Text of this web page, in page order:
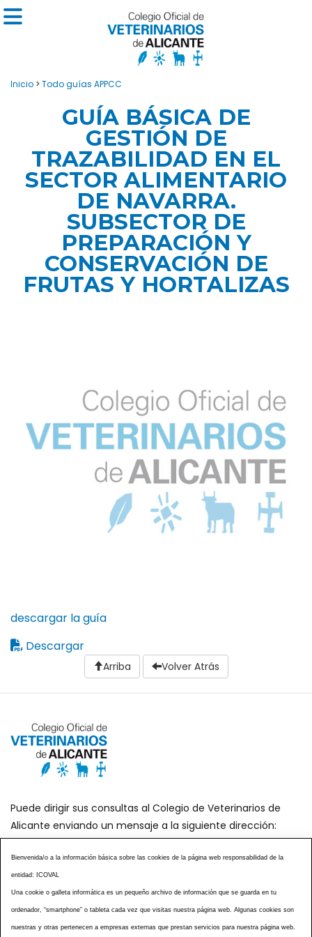
Inicio > Todo guías APPCC
GUÍA BÁSICA DE
GESTIÓN DE
TRAZABILIDAD EN EL
SECTOR ALIMENTARIO
DE NAVARRA.
SUBSECTOR DE
PREPARACIÓN Y
CONSERVACIÓN DE
FRUTAS Y HORTALIZAS
descargar la guía
Descargar
Arriba Volver Atrás
Puede dirigir sus consultas al Colegio de Veterinarios de
Alicante enviando un mensaje a la siguiente dirección:
secretaria@icoval.org
¿SABÍAS QUÉ?
CENTROS VETERINARIOS
TABLÓN ANUNCIOS
CURSOS Y EVENTOS
TÉRMINOS Y CONDICIONES
Bienvenida/o a la información básica sobre las cookies de la página web responsabilidad de la
entidad: ICOVAL
Una cookie o galleta informática es un pequeño archivo de información que se guarda en tu
ordenador, “smartphone” o tableta cada vez que visitas nuestra página web. Algunas cookies son
nuestras y otras pertenecen a empresas externas que prestan servicios para nuestra página web.